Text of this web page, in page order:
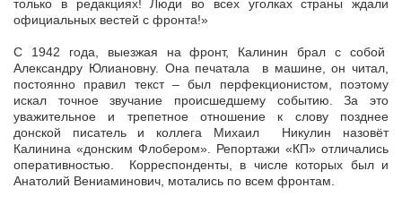
только в редакциях! Люди во всех уголках страны ждали
официальных вестей с фронта!»
С 1942 года, выезжая на фронт, Калинин брал с собой
Александру Юлиановну. Она печатала в машине, он читал,
постоянно правил текст – был перфекционистом, поэтому
искал точное звучание происшедшему событию. За это
уважительное и трепетное отношение к слову позднее
донской писатель и коллега Михаил Никулин назовёт
Калинина «донским Флобером». Репортажи «КП» отличались
оперативностью. Корреспонденты, в числе которых был и
Анатолий Вениаминович, мотались по всем фронтам.